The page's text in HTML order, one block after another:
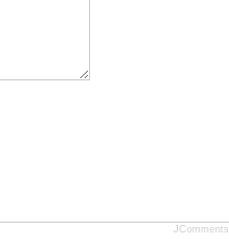
JComments